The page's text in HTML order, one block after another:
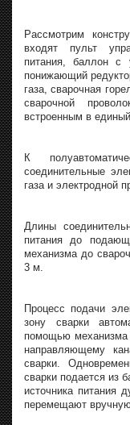
Рассмотрим
входят пульт
питания, баллон с
понижающий
газа, сварочная
сварочной
встроенным в
К
соединительные
газа и электродной
Длины
питания до
механизма до
3 м.
Процесс подачи
зону сварки
помощью механизма
направляющему
сварки.
сварки подается из
источника питания
перемещают